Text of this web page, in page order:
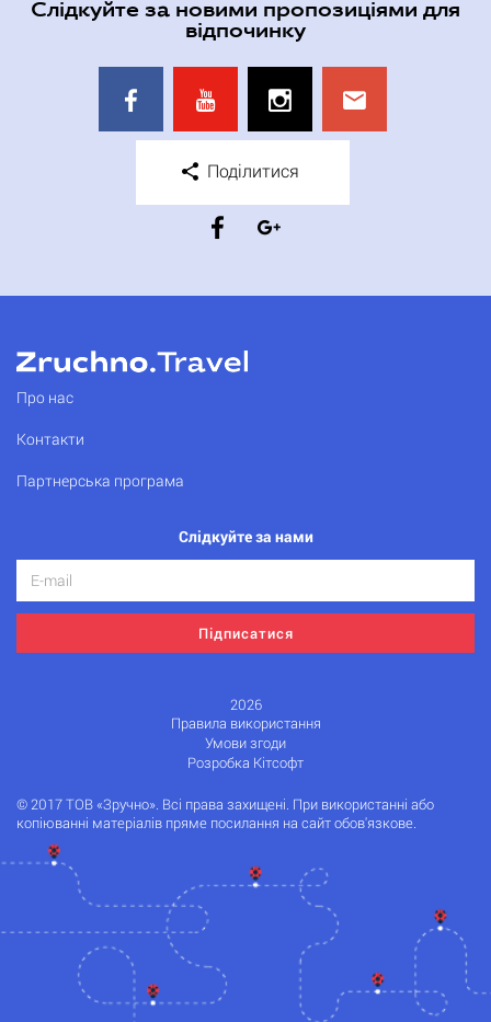
Слідкуйте за новими пропозиціями для
відпочинку
Поділитися
Про нас
Контакти
Партнерська програма
Слідкуйте за нами
Підписатися
2026
Правила використання
Умови згоди
Розробка Кітсофт
© 2017 ТОВ «Зручно». Всі права захищені. При використанні або
копіюванні матеріалів пряме посилання на сайт обов'язкове.